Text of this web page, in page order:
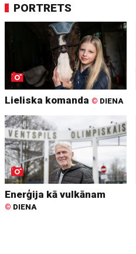
PORTRETS
Lieliska komanda © DIENA
Enerģija kā vulkānam
© DIENA